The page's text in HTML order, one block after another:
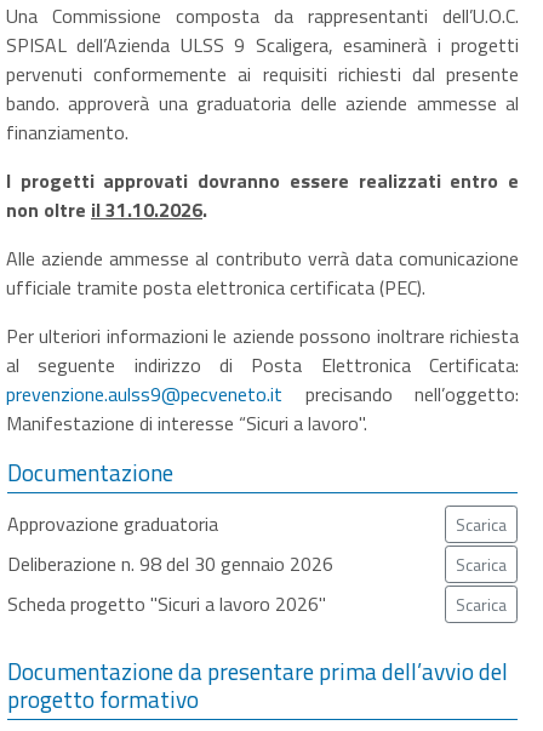
Una Commissione composta da rappresentanti dell’U.O.C.
SPISAL dell’Azienda ULSS 9 Scaligera, esaminerà i progetti
pervenuti conformemente ai requisiti richiesti dal presente
bando. approverà una graduatoria delle aziende ammesse al
finanziamento.
I progetti approvati dovranno essere realizzati entro e
non oltre il 31.10.2026.
Alle aziende ammesse al contributo verrà data comunicazione
ufficiale tramite posta elettronica certificata (PEC).
Per ulteriori informazioni le aziende possono inoltrare richiesta
al seguente indirizzo di Posta Elettronica Certificata:
prevenzione.aulss9@pecveneto.it precisando nell’oggetto:
Manifestazione di interesse “Sicuri a lavoro".
Documentazione
Approvazione graduatoria Scarica
Deliberazione n. 98 del 30 gennaio 2026 Scarica
Scheda progetto "Sicuri a lavoro 2026" Scarica
Documentazione da presentare prima dell’avvio del
progetto formativo